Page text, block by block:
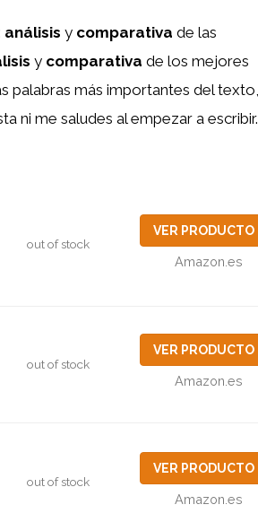
análisis y comparativa de las
y comparativa de los mejores
palabras más importantes del texto,
ni me saludes al empezar a escribir.
out of stock
VER PRODUCTO
Amazon.es
out of stock
VER PRODUCTO
Amazon.es
out of stock
VER PRODUCTO
Amazon.es